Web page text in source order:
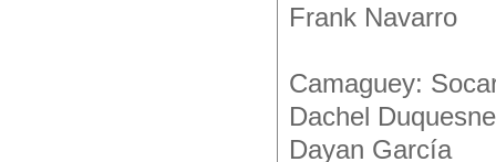
Frank Navarro
Camaguey:
Dachel
Dayan García